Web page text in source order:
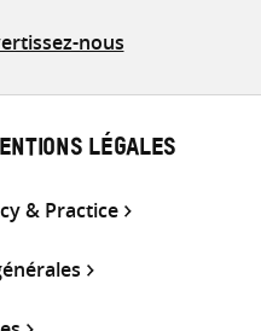
nous
LÉGALES
& Practice